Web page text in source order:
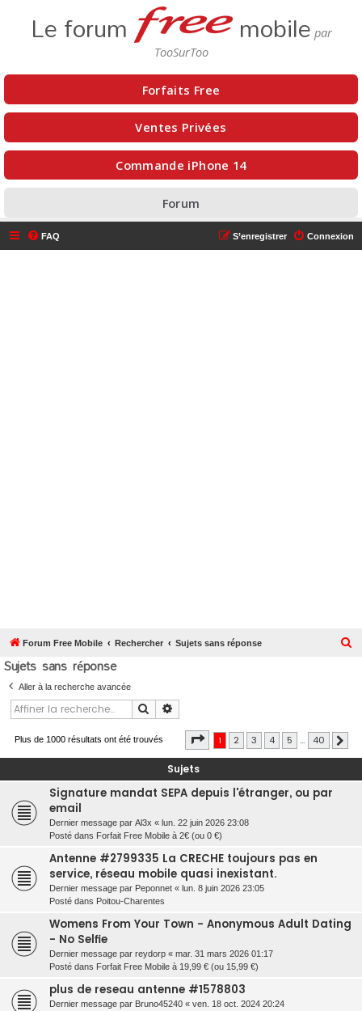
Le forum mobile
Forfaits Free
Ventes Privées
Commande iPhone 14
Forum
FAQ Connexion
S’enregistrer
Forum Free Mobile Rechercher Sujets sans réponse
c
Sujets sans réponse
Aller à la recherche avancée
Rechercher
Plus de 1000 résultats ont été trouvés Page 1sur40
1 2 3 4 5 … 40
Sujets
Signature mandat SEPA depuis l'étranger, ou par
email
Dernier message par Al3x « lun. 22 juin 2026 23:08
Posté dans Forfait Free Mobile à 2€ (ou 0 €)
Antenne #2799335 La CRECHE toujours pas en
service, réseau mobile quasi inexistant.
Dernier message par Peponnet « lun. 8 juin 2026 23:05
Posté dans Poitou-Charentes
Womens From Your Town - Anonymous Adult Dating
- No Selfie
Dernier message par reydorp « mar. 31 mars 2026 01:17
Posté dans Forfait Free Mobile à 19,99 € (ou 15,99 €)
plus de reseau antenne #1578803
Dernier message par Bruno45240 « ven. 18 oct. 2024 20:24